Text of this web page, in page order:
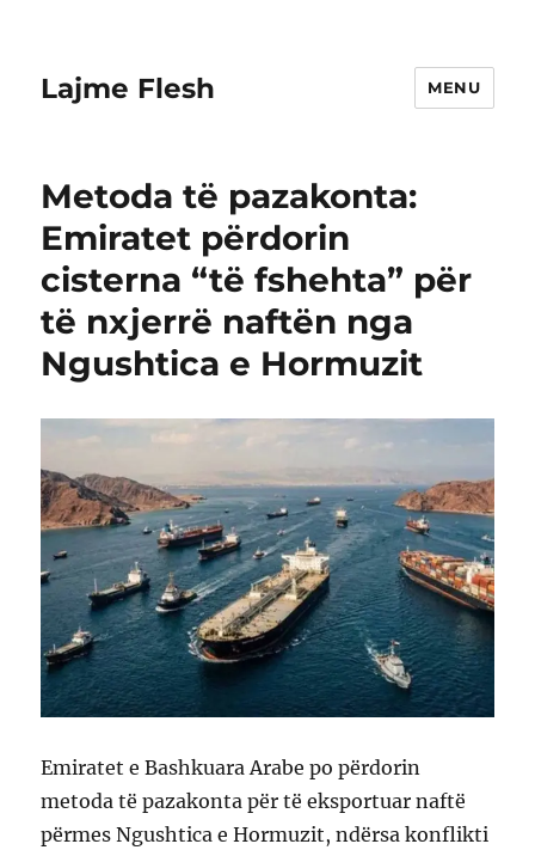
Lajme Flesh MENU
Metoda të pazakonta:
Emiratet përdorin
cisterna “të fshehta” për
të nxjerrë naftën nga
Ngushtica e Hormuzit
Emiratet e Bashkuara Arabe po përdorin
metoda të pazakonta për të eksportuar naftë
përmes Ngushtica e Hormuzit, ndërsa konflikti